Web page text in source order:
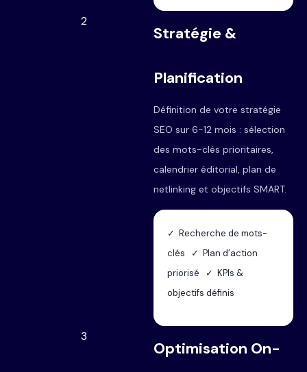
2
Stratégie &
Planification
Définition de votre stratégie
SEO sur 6-12 mois : sélection
des mots-clés prioritaires,
calendrier éditorial, plan de
netlinking et objectifs SMART.
✓ Recherche de mots-
clés ✓ Plan d’action
priorisé ✓ KPIs &
objectifs définis
3
Optimisation On-